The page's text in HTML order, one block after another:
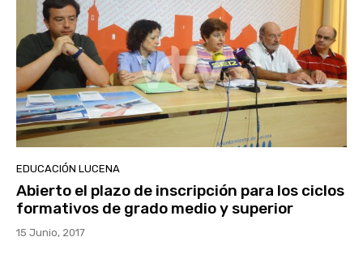
EDUCACIÓN LUCENA
Abierto el plazo de inscripción para los ciclos
formativos de grado medio y superior
15 Junio, 2017